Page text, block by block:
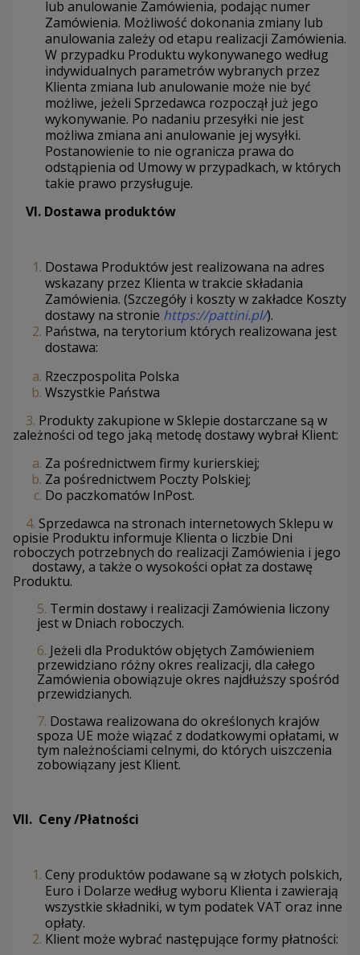
lub anulowanie Zamówienia, podając numer
Zamówienia. Możliwość dokonania zmiany lub
anulowania zależy od etapu realizacji Zamówienia.
W przypadku Produktu wykonywanego według
indywidualnych parametrów wybranych przez
Klienta zmiana lub anulowanie może nie być
możliwe, jeżeli Sprzedawca rozpoczął już jego
wykonywanie. Po nadaniu przesyłki nie jest
możliwa zmiana ani anulowanie jej wysyłki.
Postanowienie to nie ogranicza prawa do
odstąpienia od Umowy w przypadkach, w których
takie prawo przysługuje.
VI. Dostawa produktów
Dostawa Produktów jest realizowana na adres
wskazany przez Klienta w trakcie składania
Zamówienia. (Szczegóły i koszty w zakładce Koszty
dostawy na stronie https://pattini.pl/).
Państwa, na terytorium których realizowana jest
dostawa:
Rzeczpospolita Polska
Wszystkie Państwa
3. Produkty zakupione w Sklepie dostarczane są w
zależności od tego jaką metodę dostawy wybrał Klient:
Za pośrednictwem firmy kurierskiej;
Za pośrednictwem Poczty Polskiej;
Do paczkomatów InPost.
4. Sprzedawca na stronach internetowych Sklepu w
opisie Produktu informuje Klienta o liczbie Dni
roboczych potrzebnych do realizacji Zamówienia i jego
dostawy, a także o wysokości opłat za dostawę
Produktu.
5. Termin dostawy i realizacji Zamówienia liczony
jest w Dniach roboczych.
6. Jeżeli dla Produktów objętych Zamówieniem
przewidziano różny okres realizacji, dla całego
Zamówienia obowiązuje okres najdłuższy spośród
przewidzianych.
7. Dostawa realizowana do określonych krajów
spoza UE może wiązać z dodatkowymi opłatami, w
tym należnościami celnymi, do których uiszczenia
zobowiązany jest Klient.
VII. Ceny /Płatności
Ceny produktów podawane są w złotych polskich,
Euro i Dolarze według wyboru Klienta i zawierają
wszystkie składniki, w tym podatek VAT oraz inne
opłaty.
Klient może wybrać następujące formy płatności: